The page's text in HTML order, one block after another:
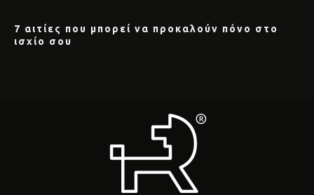
7 αιτίες που μπορεί να προκαλούν πόνο στο
ισχίο σου